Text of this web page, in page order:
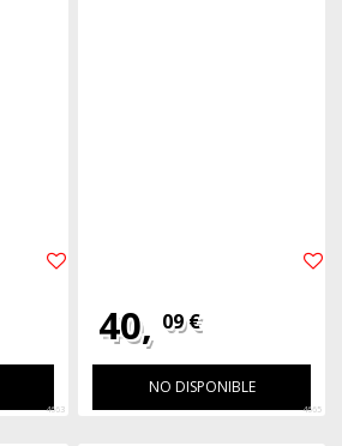
4663
40, 09 €
NO DISPONIBLE
4665